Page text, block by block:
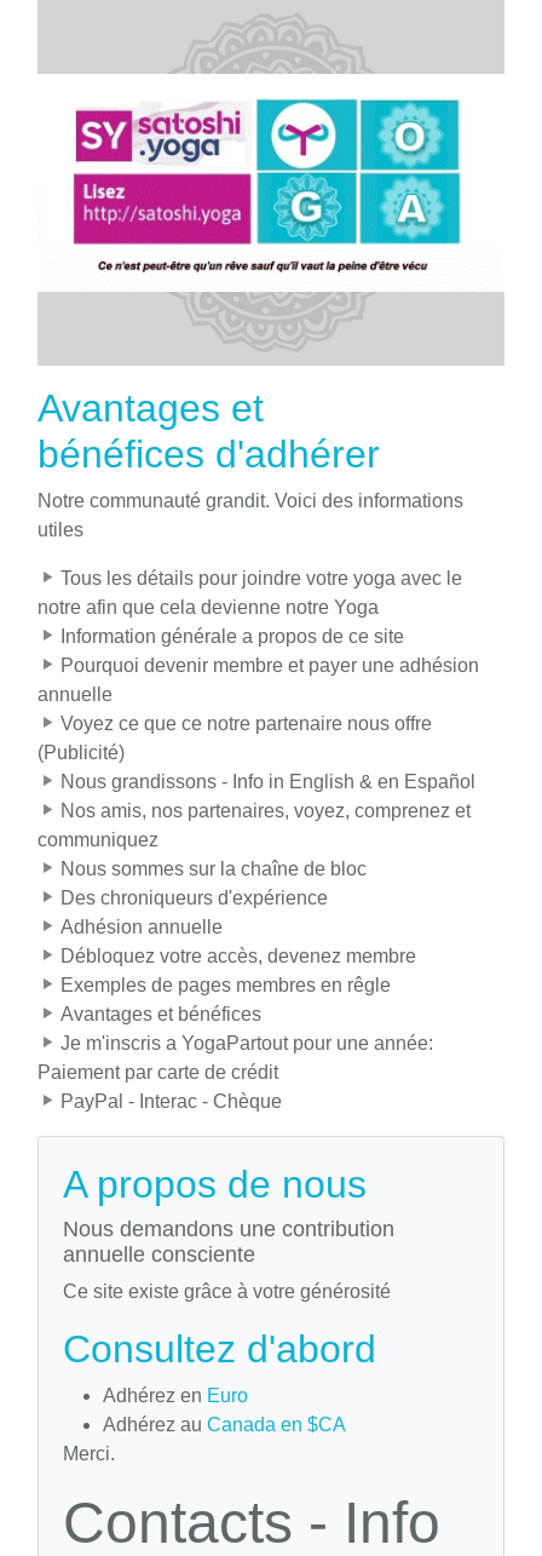
Avantages et
bénéfices d'adhérer
Notre communauté grandit. Voici des informations
utiles
Tous les détails pour joindre votre yoga avec le
notre afin que cela devienne notre Yoga
Information générale a propos de ce site
Pourquoi devenir membre et payer une adhésion
annuelle
Voyez ce que ce notre partenaire nous offre
(Publicité)
Nous grandissons - Info in English & en Español
Nos amis, nos partenaires, voyez, comprenez et
communiquez
Nous sommes sur la chaîne de bloc
Des chroniqueurs d'expérience
Adhésion annuelle
Débloquez votre accès, devenez membre
Exemples de pages membres en rêgle
Avantages et bénéfices
Je m'inscris a YogaPartout pour une année:
Paiement par carte de crédit
PayPal - Interac - Chèque
A propos de nous
Nous demandons une contribution
annuelle consciente
Ce site existe grâce à votre générosité
Consultez d'abord
Adhérez en Euro
Adhérez au Canada en $CA
Merci.
Contacts - Info